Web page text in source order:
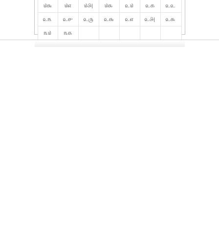
௰௬ ௰௭ ௰௮ ௰௯ ௨௰ ௨௧
௨௨
௨௩
௨௪ ௨௫ ௨௬ ௨௭ ௨௮
௨௯
௩௰
௩௧